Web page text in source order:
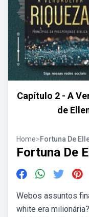
Capítulo 2 - A
de
Home>Fortuna De
Fortuna De
Webos assuntos
white era